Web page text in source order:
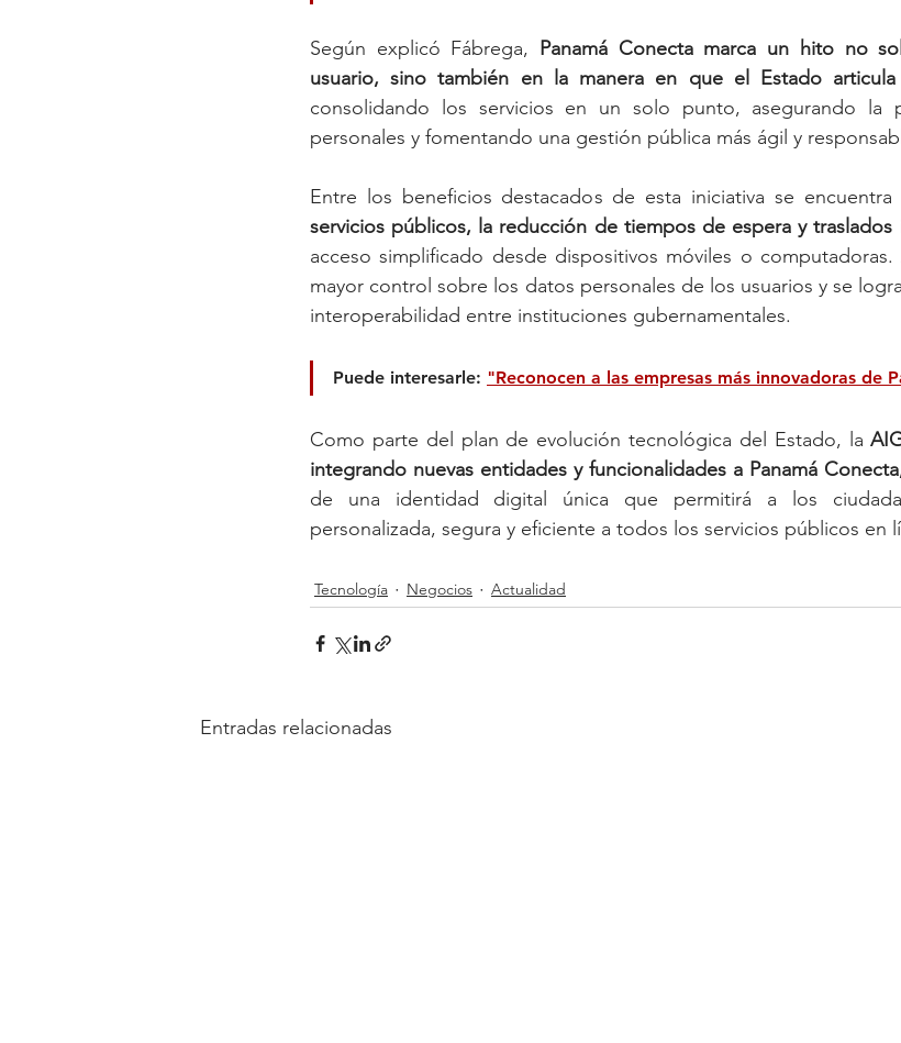
Según explicó Fábrega, Panamá Conecta marca un hito no
usuario, sino también en la manera en que el Estado articula
consolidando los servicios en un solo punto, asegurando la
personales y fomentando una gestión pública más ágil y
Entre los beneficios destacados de esta iniciativa se encuentra
servicios públicos, la reducción de tiempos de espera y traslados
acceso simplificado desde dispositivos móviles o computadoras.
mayor control sobre los datos personales de los usuarios y se
interoperabilidad entre instituciones gubernamentales.
Puede interesarle: "Reconocen a las empresas más innovadoras de
Como parte del plan de evolución tecnológica del Estado, la
integrando nuevas entidades y funcionalidades a Panamá
de una identidad digital única que permitirá a los
personalizada, segura y eficiente a todos los servicios públicos en
Tecnología Negocios Actualidad
Entradas relacionadas